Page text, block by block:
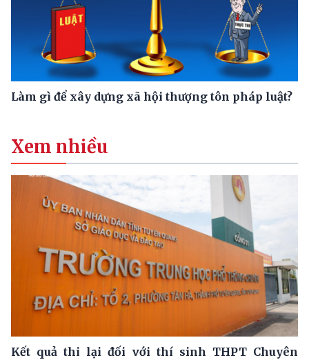
Làm gì để xây dựng xã hội thượng tôn pháp luật?
Xem nhiều
Kết quả thi lại đối với thí sinh THPT Chuyên